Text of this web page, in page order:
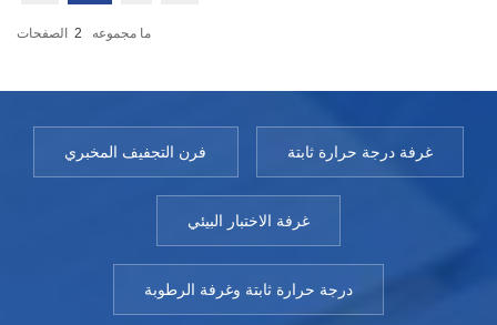
ما مجموعه 2 الصفحات
فرن التجفيف المخبري غرفة درجة حرارة ثابتة
غرفة الاختبار البيئي
درجة حرارة ثابتة وغرفة الرطوبة